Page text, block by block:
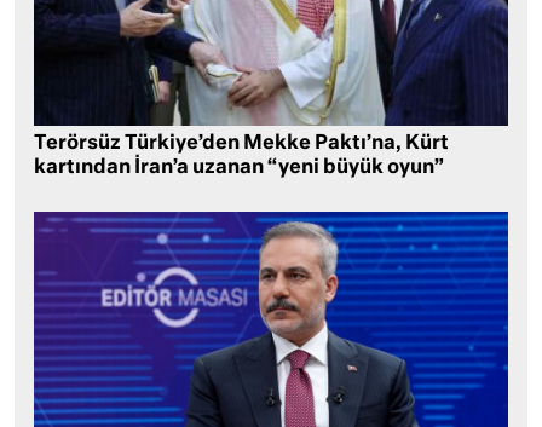
Terörsüz Türkiye’den Mekke Paktı’na, Kürt
kartından İran’a uzanan “yeni büyük oyun”